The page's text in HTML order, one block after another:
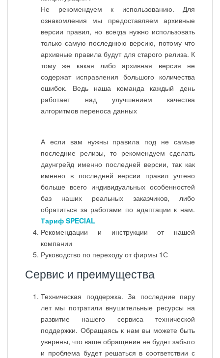
Не рекомендуем к использованию. Для
ознакомления мы предоставляем архивные
версии правил, но всегда нужно использовать
только самую последнюю версию, потому что
архивные правила будут для старого релиза. К
тому же какая либо архивная версия не
содержат исправления большого количества
ошибок. Ведь наша команда каждый день
работает над улучшением качества
алгоритмов переноса данных
А если вам нужны правила под не самые
последние релизы, то рекомендуем сделать
даунгрейд именно последней версии, так как
именно в последней версии правил учтено
больше всего индивидуальных особенностей
баз наших реальных заказчиков, либо
обратиться за работами по адаптации к нам.
Тариф SPECIAL
Рекомендации и инструкции от нашей
компании
Руководство по переходу от фирмы 1С
Сервис и преимущества
Техническая поддержка. За последние пару
лет мы потратили внушительные ресурсы на
развитие нашего сервиса технической
поддержки. Обращаясь к нам вы можете быть
уверены, что ваше обращение не будет забыто
и проблема будет решаться в соответствии с